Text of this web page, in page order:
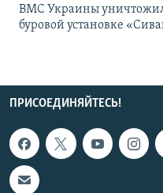
ВМС Украины
буровой установке
ПРИСОЕДИНЯЙТЕСЬ!